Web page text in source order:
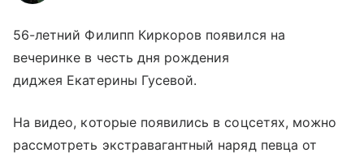
56-летний Филипп Киркоров появился на
вечеринке в честь дня рождения
диджея Екатерины Гусевой.
На видео, которые появились в соцсетях, можно
рассмотреть экстравагантный наряд певца от